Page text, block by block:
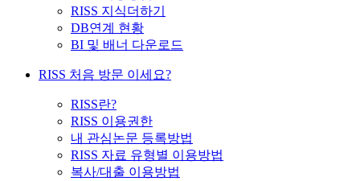
RISS 지식더하기
DB연계 현황
BI 및 배너 다운로드
RISS 처음 방문 이세요?
RISS란?
RISS 이용권한
내 관심논문 등록방법
RISS 자료 유형별 이용방법
복사/대출 이용방법